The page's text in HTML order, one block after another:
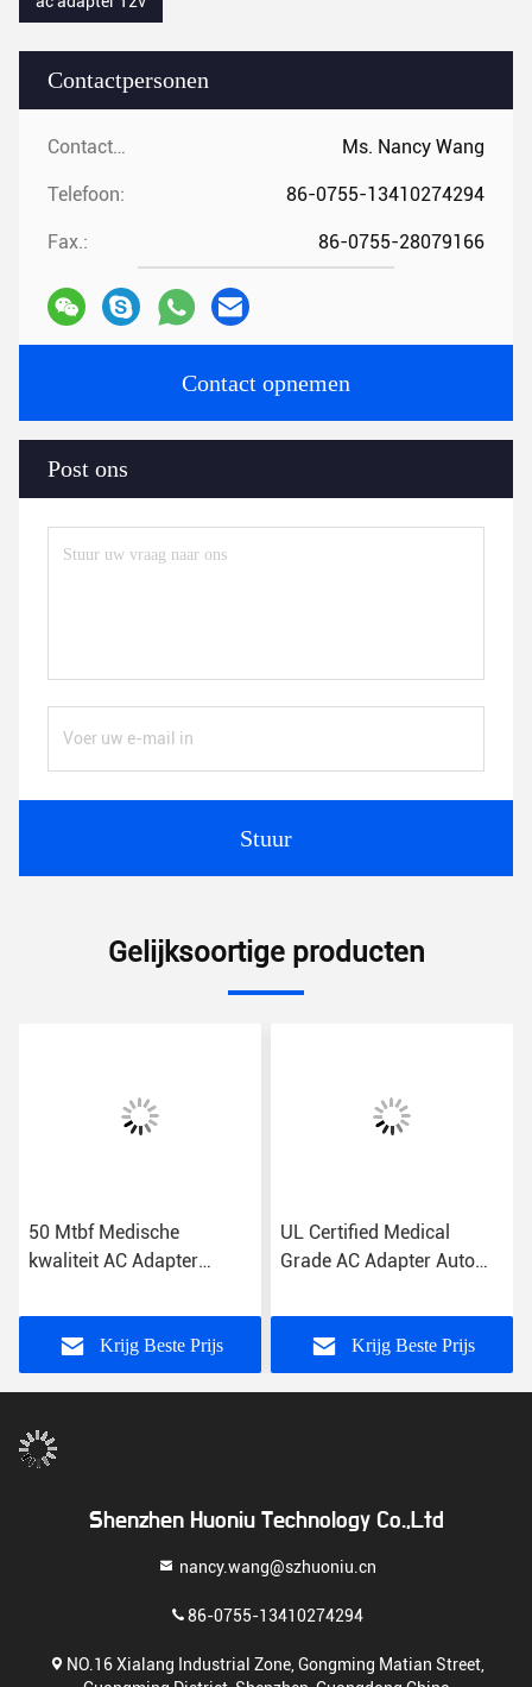
Contactpersonen
Contactpersonen: Ms. Nancy Wang
Telefoon: 86-0755-13410274294
Fax.: 86-0755-28079166
Contact opnemen
Post ons
Stuur
Gelijksoortige producten
50 Mtbf Medische
kwaliteit AC Adapter
Bescherming 2A
Uitgangsstroom
Krijg Beste Prijs
UL Certified Medical
Grade AC Adapter Auto
Bescherming 85%
Efficiëntie US/EU/UK/AU
Plug 2A Output
Krijg Beste Prijs
Shenzhen Huoniu Technology Co.,Ltd
nancy.wang@szhuoniu.cn
86-0755-13410274294
NO.16 Xialang Industrial Zone, Gongming Matian Street,